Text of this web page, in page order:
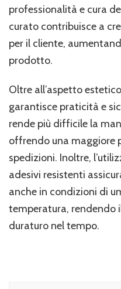
professionalità e cura
curato contribuisce a
per il cliente,
prodotto.
Oltre all’aspetto
garantisce praticità e
rende più difficile la
offrendo una maggiore
spedizioni. Inoltre,
adesivi resistenti
anche in condizioni di
temperatura,
duraturo nel tempo.